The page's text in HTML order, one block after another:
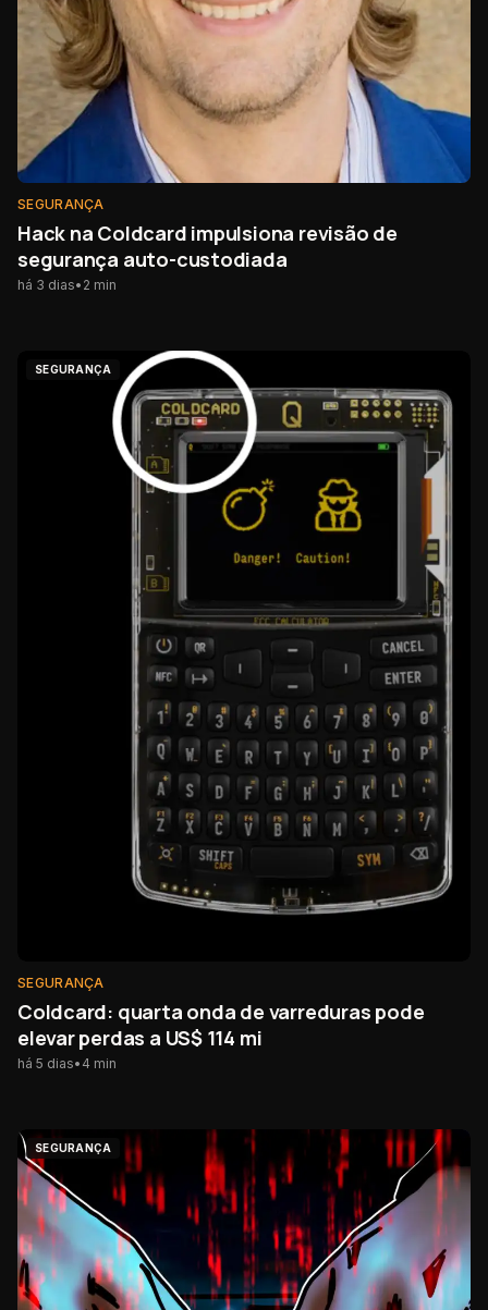
SEGURANÇA
Hack na Coldcard impulsiona revisão de
segurança auto-custodiada
há 3 dias• 2 min
SEGURANÇA
SEGURANÇA
Coldcard: quarta onda de varreduras pode
elevar perdas a US$ 114 mi
há 5 dias• 4 min
SEGURANÇA